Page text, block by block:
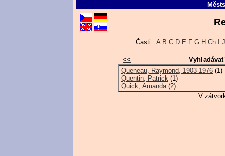
Časti : A B C D E F G H Ch J
<<
Queneau, Raymond, 1903-1976 (1)
Quentin, Patrick (1)
Quick, Amanda(2)
V